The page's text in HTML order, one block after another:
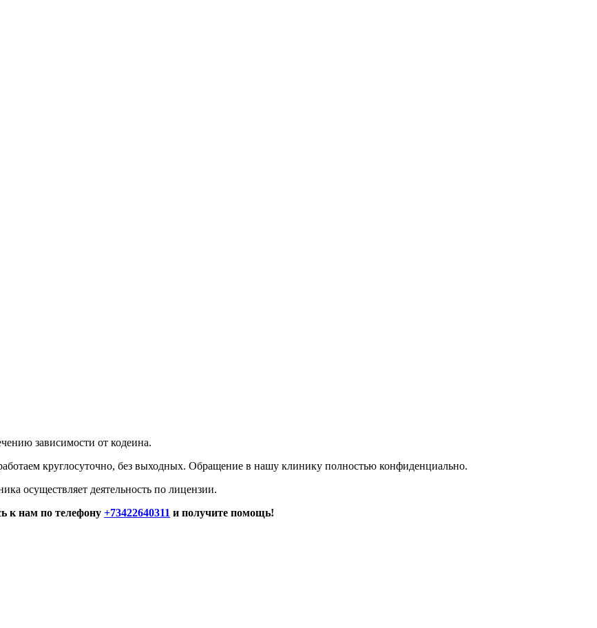
зависимости от кодеина.
круглосуточно, без выходных. Обращение в нашу клинику полностью конфиденциально.
осуществляет деятельность по лицензии.
к нам по телефону +73422640311 и получите помощь!